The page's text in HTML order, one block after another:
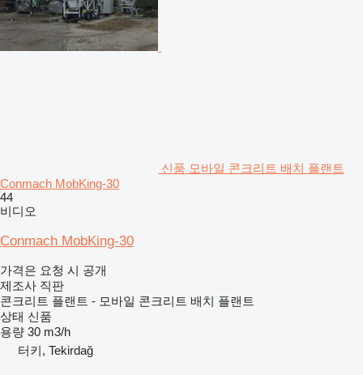
신품 모바일 콘크리트 배치 플랜트
Conmach MobKing-30
44
비디오
Conmach MobKing-30
가격은 요청 시 공개
제조사 직판
콘크리트 플랜트 - 모바일 콘크리트 배치 플랜트
상태 신품
용량 30 m3/h
터키, Tekirdağ